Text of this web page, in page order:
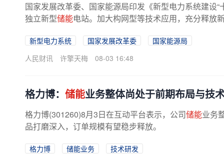
国家发展改革委、国家能源局印发《新型电力系统建设
独立新型储能电站。加大构网型等技术应用，充分释放
新型电力系统 国家发展改革委
国家能源局
人民财讯
许擎天梅 08-03 16:48
格力博： 储能业务整体尚处于前期布局与技
格力博(301260)8月3日在互动平台表示，公司储能业务
品打磨深入，订单规模有望稳步释放。
格力博 储能业务
技术研发